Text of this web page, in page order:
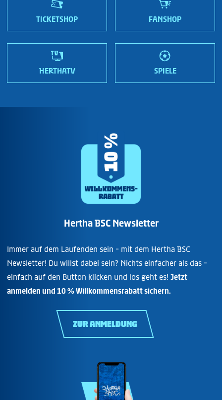
Wir sind Hertha!
TICKETSHOP FANSHOP
HERTHATV SPIELE
Hertha BSC Newsletter
Immer auf dem Laufenden sein - mit dem Hertha BSC
Newsletter! Du willst dabei sein? Nichts einfacher als das -
einfach auf den Button klicken und los geht es! Jetzt
anmelden und 10 % Willkommensrabatt sichern.
ZUR ANMELDUNG